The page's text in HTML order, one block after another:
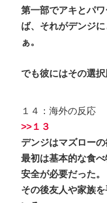
第一部でアキとパ
ば、それがデンジ
ぁ。
でも彼にはその選択
１４：海外の反応
>>１３
デンジはマズローの
最初は基本的な食べ
安全が必要だった。
その後友人や家族